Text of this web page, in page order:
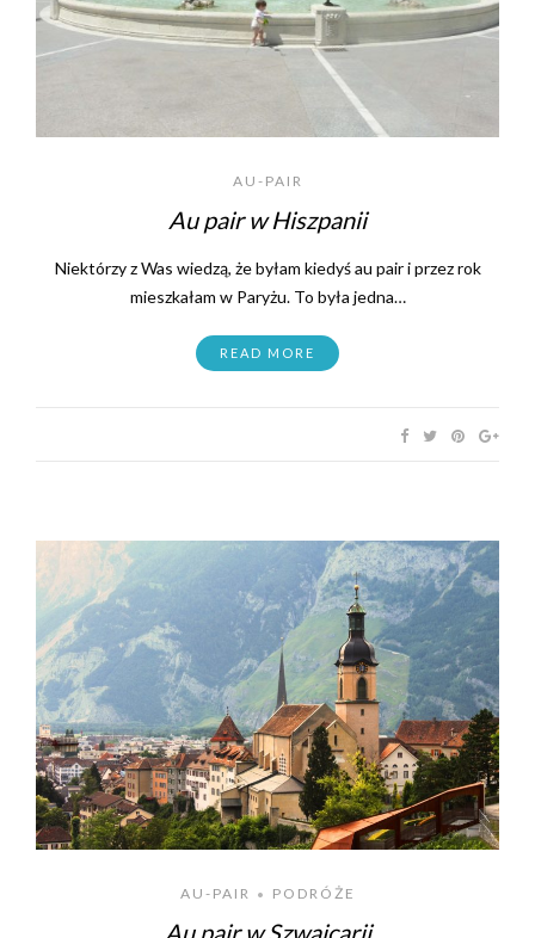
AU-PAIR
Au pair w Hiszpanii
Niektórzy z Was wiedzą, że byłam kiedyś au pair i przez rok
mieszkałam w Paryżu. To była jedna…
READ MORE
AU-PAIR • PODRÓŻE
Au pair w Szwajcarii